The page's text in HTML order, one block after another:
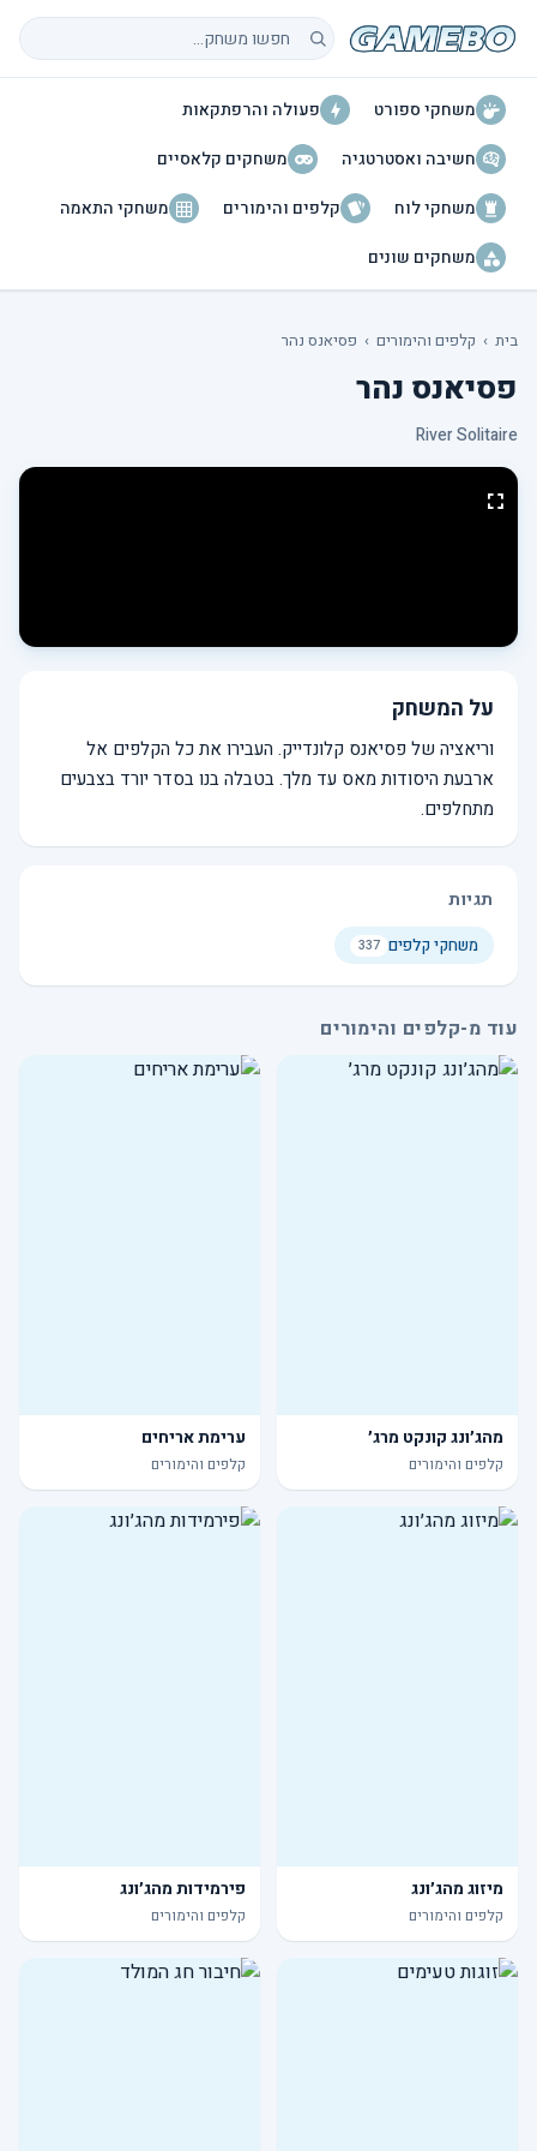
חיפוש משחקים
משחקי ספורט
פעולה והרפתקאות
חשיבה ואסטרטגיה
משחקים קלאסיים
משחקי לוח
קלפים והימורים
משחקי התאמה
משחקים שונים
בית › קלפים והימורים › פסיאנס נהר
פסיאנס נהר
River Solitaire
על המשחק
וריאציה של פסיאנס קלונדייק. העבירו את כל הקלפים אל
ארבעת היסודות מאס עד מלך. בטבלה בנו בסדר יורד בצבעים
מתחלפים.
תגיות
משחקי קלפים 337
עוד מ-קלפים והימורים
מהג׳ונג קונקט מרג׳
קלפים והימורים
ערימת אריחים
קלפים והימורים
מיזוג מהג׳ונג
קלפים והימורים
פירמידות מהג׳ונג
קלפים והימורים